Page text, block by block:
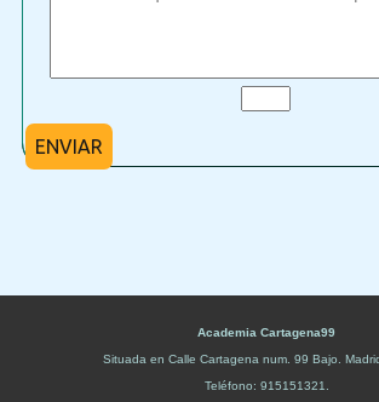
ENVIAR
Academia Cartagena99
Situada en Calle Cartagena num. 99 Bajo
Teléfono: 915151321